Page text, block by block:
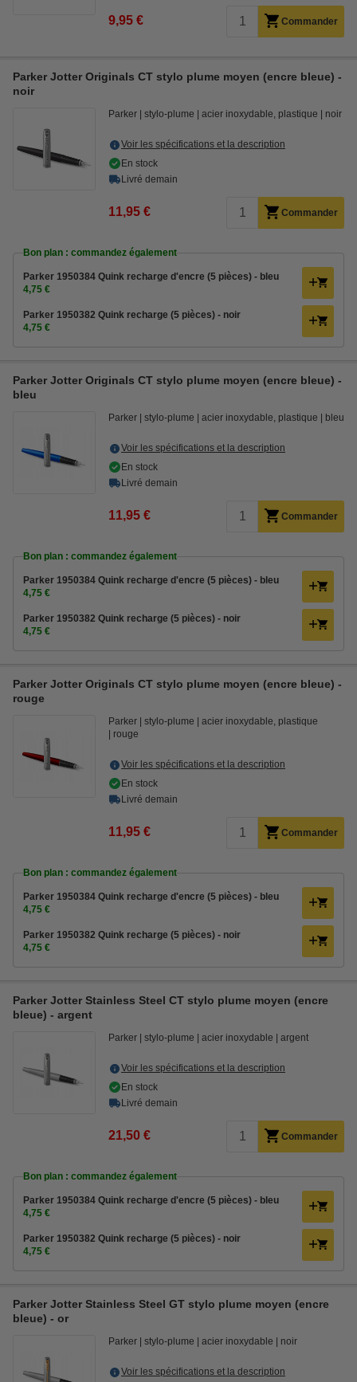
9,95 € Commander
Parker Jotter Originals CT stylo plume moyen (encre bleue) -
noir
Parker stylo-plume acier inoxydable, plastique noir
Voir les spécifications et la description
En stock
Livré demain
11,95 € Commander
Bon plan : commandez également
Parker 1950384 Quink recharge d'encre (5 pièces) - bleu
4,75 €
Parker 1950382 Quink recharge (5 pièces) - noir
4,75 €
Parker Jotter Originals CT stylo plume moyen (encre bleue) -
bleu
Parker stylo-plume acier inoxydable, plastique bleu
Voir les spécifications et la description
En stock
Livré demain
11,95 € Commander
Bon plan : commandez également
Parker 1950384 Quink recharge d'encre (5 pièces) - bleu
4,75 €
Parker 1950382 Quink recharge (5 pièces) - noir
4,75 €
Parker Jotter Originals CT stylo plume moyen (encre bleue) -
rouge
Parker stylo-plume
acier inoxydable, plastique
rouge
Voir les spécifications et la description
En stock
Livré demain
11,95 € Commander
Bon plan : commandez également
Parker 1950384 Quink recharge d'encre (5 pièces) - bleu
4,75 €
Parker 1950382 Quink recharge (5 pièces) - noir
4,75 €
Parker Jotter Stainless Steel CT stylo plume moyen (encre
bleue) - argent
Parker stylo-plume acier inoxydable argent
Voir les spécifications et la description
En stock
Livré demain
21,50 € Commander
Bon plan : commandez également
Parker 1950384 Quink recharge d'encre (5 pièces) - bleu
4,75 €
Parker 1950382 Quink recharge (5 pièces) - noir
4,75 €
Parker Jotter Stainless Steel GT stylo plume moyen (encre
bleue) - or
Parker stylo-plume acier inoxydable noir
Voir les spécifications et la description